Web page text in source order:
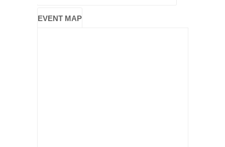
EVENT MAP